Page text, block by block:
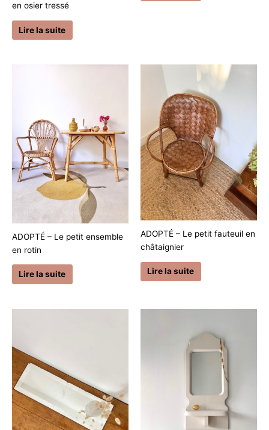
en osier tressé
Lire la suite
ADOPTÉ – Le petit ensemble
en rotin
Lire la suite
ADOPTÉ – Le petit fauteuil en
châtaignier
Lire la suite